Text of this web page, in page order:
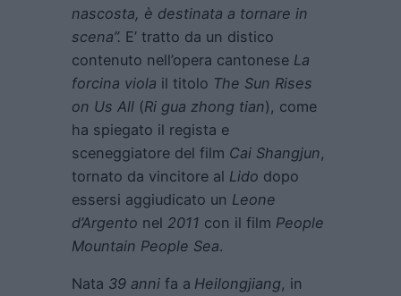
nascosta, è destinata a tornare in
scena”. E’ tratto da un distico
contenuto nell’opera cantonese La
forcina viola il titolo The Sun Rises
on Us All (Ri gua zhong tian), come
ha spiegato il regista e
sceneggiatore del film Cai Shangjun,
tornato da vincitore al Lido dopo
essersi aggiudicato un Leone
d’Argento nel 2011 con il film People
Mountain People Sea.
Nata 39 anni fa a Heilongjiang, in